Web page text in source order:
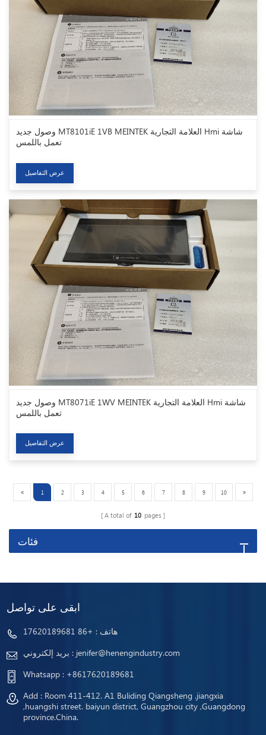
وصول جديد MT8101iE 1VB MEINTEK العلامة التجارية Hmi شاشة
تعمل باللمس
عرض التفاصيل
وصول جديد MT8071iE 1WV MEINTEK العلامة التجارية Hmi شاشة
تعمل باللمس
عرض التفاصيل
1 2 3 4 5 6 7 8 9 10
A total of 10 pages
فئات
ابقى على تواصل
هاتف : +86 17620189681
بريد إلكتروني : jenifer@henengindustry.com
Whatsapp : +8617620189681
Add : Room 411-412. A1 Buliding Qiangsheng .jiangxia
,huangshi street. baiyun district, Guangzhou city ,Guangdong
province.China.